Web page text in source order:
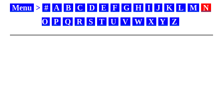
Menu > # A B C D E F G H I J K L M
N
O
P Q R S T U V W X Y Z